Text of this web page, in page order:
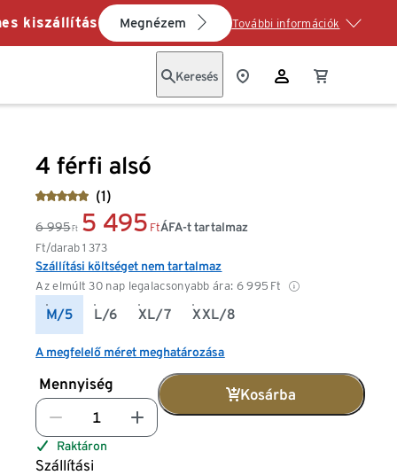
kiszállítás Megnézem További információk
Keresés
4 férfi alsó
(1)
6 995 Ft 5 495 Ft
Ft/darab1 373
Az elmúlt 30 nap legalacsonyabb ára: 6 995 Ft
ÁFA-t tartalmaz
Szállítási költséget nem tartalmaz
M/5 L/6 XL/7 XXL/8
A megfelelő méret meghatározása
Mennyiség
Kosárba
Raktáron
Szállítási